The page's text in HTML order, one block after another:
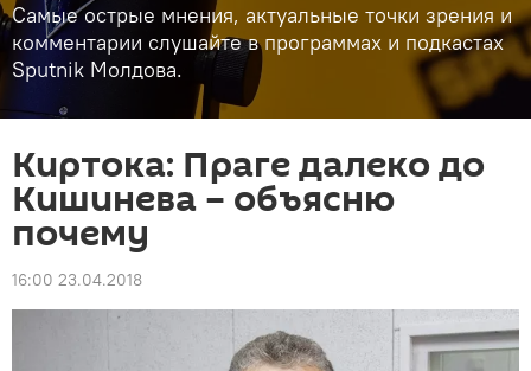
Самые острые мнения, актуальные точки зрения и
комментарии слушайте в программах и подкастах
Sputnik Молдова.
Киртока: Праге далеко до
Кишинева – объясню
почему
16:00 23.04.2018